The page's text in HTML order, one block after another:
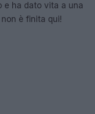
e ha dato vita a una
è finita qui!